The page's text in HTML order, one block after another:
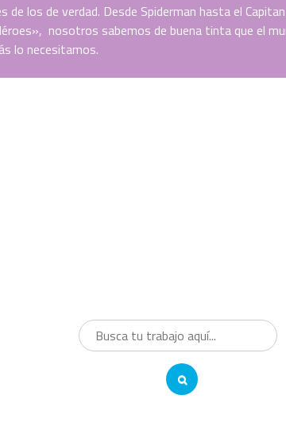
los de verdad. Desde Spiderman hasta el
nosotros sabemos de buena tinta que el
lo necesitamos.